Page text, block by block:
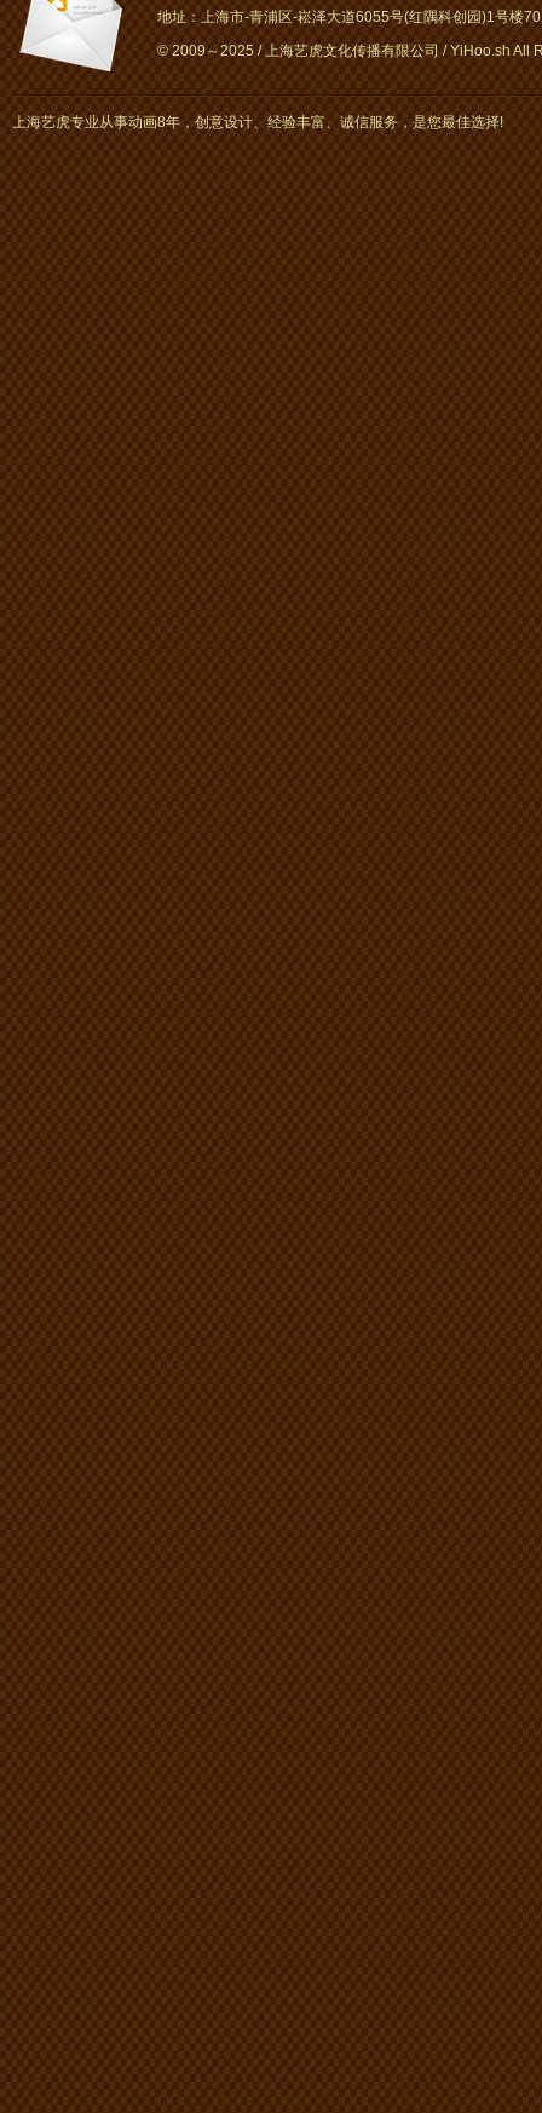
地址：上海市-青浦区-崧泽大道6055号(红隅科创园)1号楼
© 2009～2025 / 上海艺虎文化传播有限公司 / YiHoo.sh All
上海艺虎专业从事动画8年，创意设计、经验丰富、诚信服务，是您最佳选择!